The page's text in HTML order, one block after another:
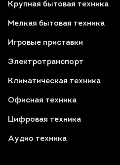
Крупная бытовая техника
Мелкая бытовая техника
Игровые приставки
Электротранспорт
Климатическая техника
Офисная техника
Цифровая техника
Аудио техника